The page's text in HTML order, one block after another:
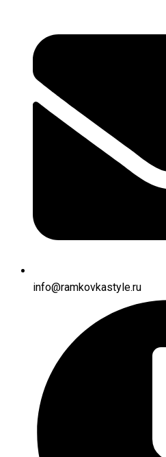
info@ramkovkastyle.ru